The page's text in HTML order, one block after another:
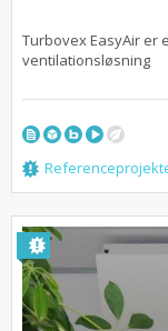
Turbovex EasyAir er
ventilationsløsning